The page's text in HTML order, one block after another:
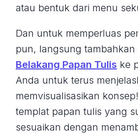
atau bentuk dari menu
Dan untuk memperluas
pun, langsung tambahkan
Belakang Papan Tulis ke
Anda untuk terus
memvisualisasikan
templat papan tulis yang
sesuaikan dengan